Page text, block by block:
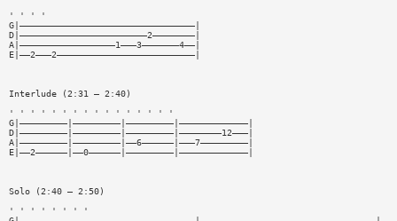
' ' ' '
G|—————————————————————————————————|
D|————————————————————————2————————|
A|——————————————————1———3———————4——|
E|——2———2——————————————————————————|
Interlude (2:31 — 2:40)
' ' ' ' ' ' ' ' ' ' ' ' ' ' ' '
G|—————————|—————————|—————————|—————————————|
D|—————————|—————————|—————————|————————12———|
A|—————————|—————————|——6——————|———7—————————|
E|——2——————|——0——————|—————————|—————————————|
Solo (2:40 — 2:50)
' ' ' ' ' ' ' '